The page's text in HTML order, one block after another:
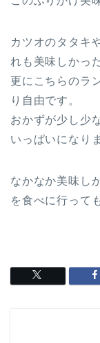
カツオのタタキ
れも美味しかっ
更にこちらのラ
り自由です。
おかずが少し少
いっぱいになり
なかなか美味し
を食べに行って